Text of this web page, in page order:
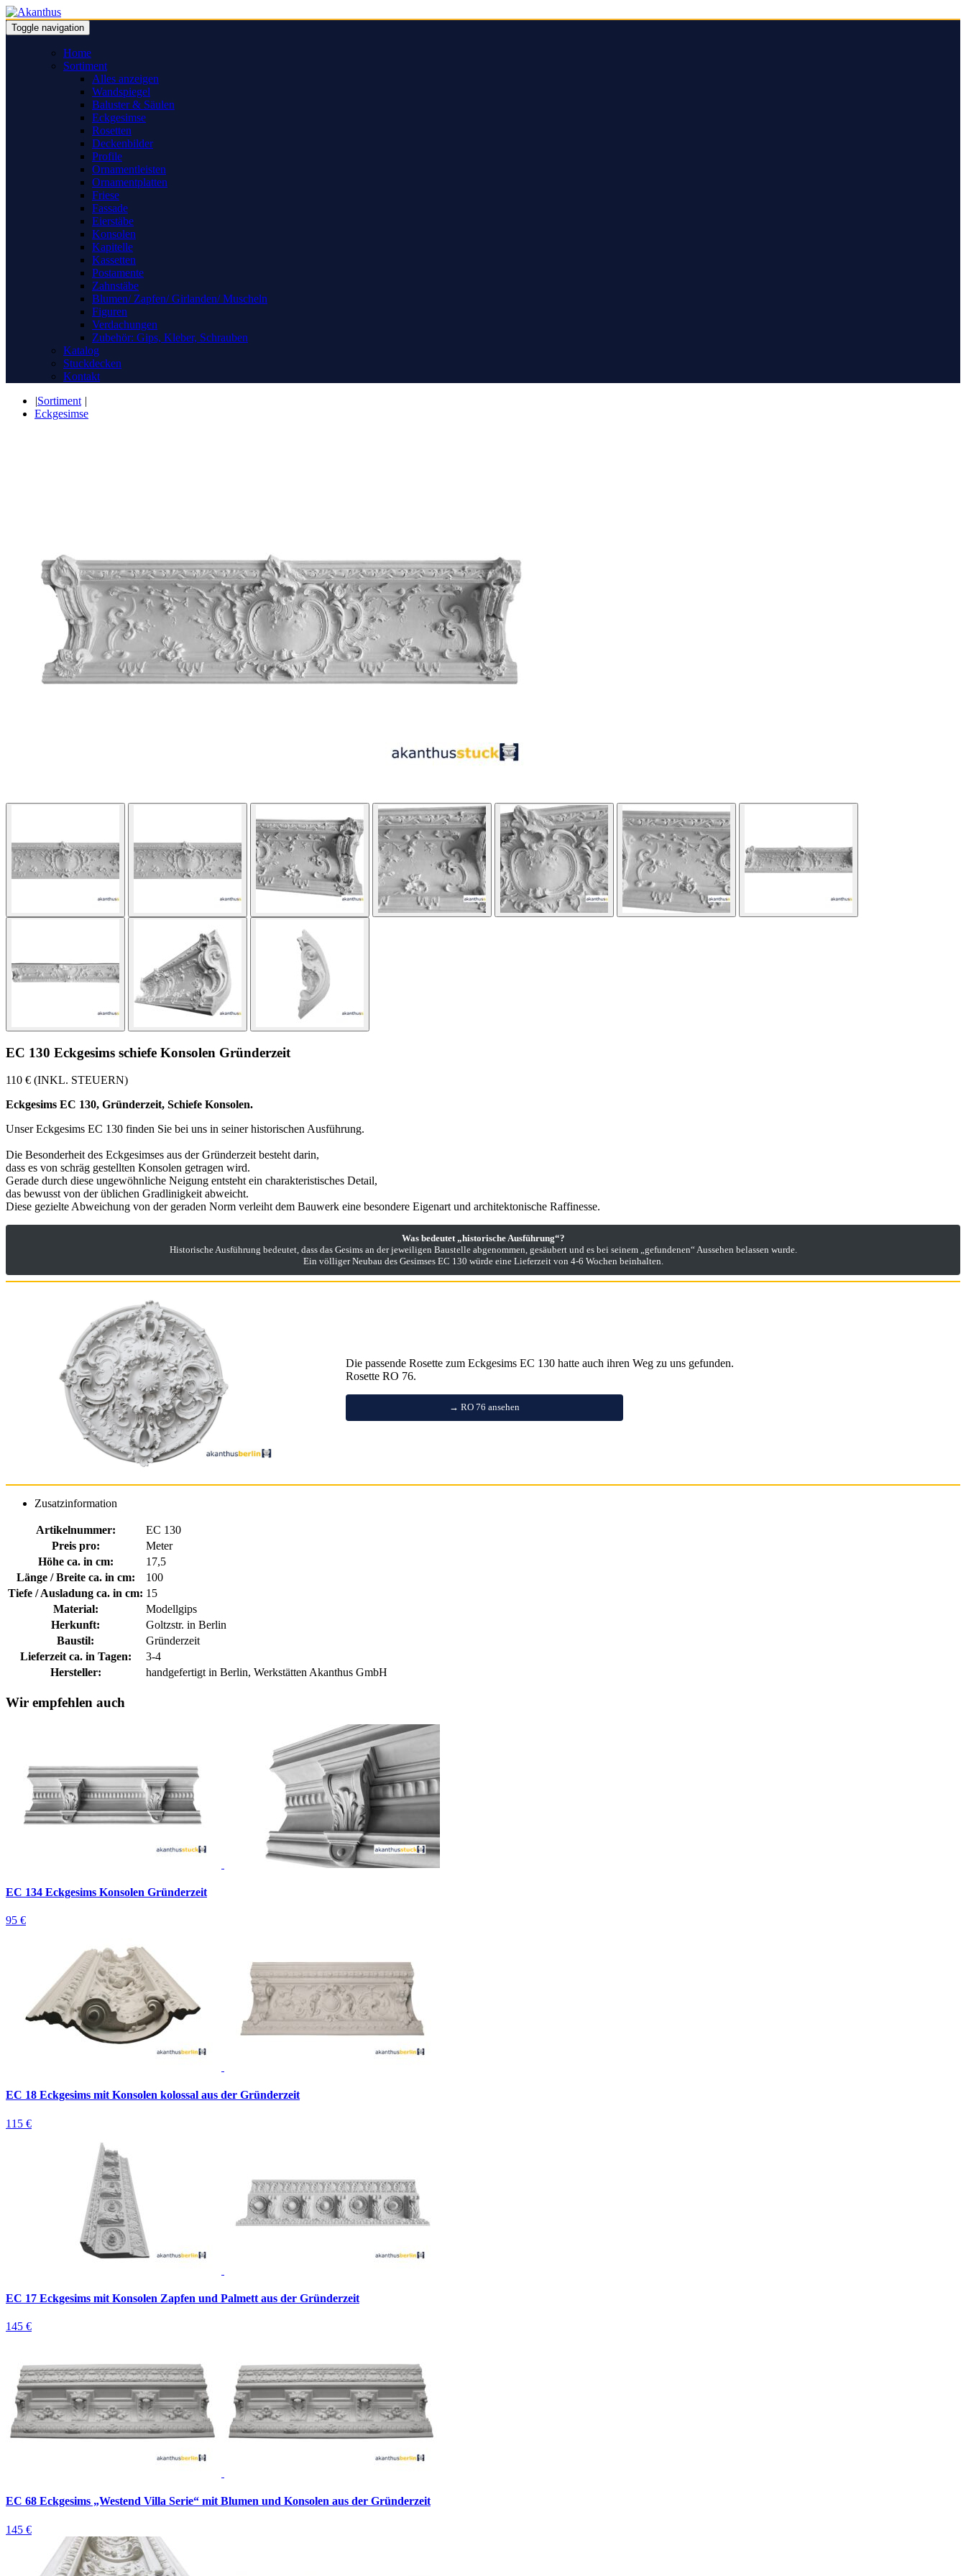
Toggle navigation
Home
Sortiment
Alles anzeigen
Wandspiegel
Baluster & Säulen
Eckgesimse
Rosetten
Deckenbilder
Profile
Ornamentleisten
Ornamentplatten
Friese
Fassade
Eierstäbe
Konsolen
Kapitelle
Kassetten
Postamente
Zahnstäbe
Blumen/ Zapfen/ Girlanden/ Muscheln
Figuren
Verdachungen
Zubehör: Gips, Kleber, Schrauben
Katalog
Stuckdecken
Kontakt
|Sortiment |
Eckgesimse
EC 130 Eckgesims schiefe Konsolen Gründerzeit
110 € (INKL. STEUERN)
Eckgesims EC 130, Gründerzeit, Schiefe Konsolen.
Unser Eckgesims EC 130 finden Sie bei uns in seiner historischen Ausführung.
Die Besonderheit des Eckgesimses aus der Gründerzeit besteht darin,
dass es von schräg gestellten Konsolen getragen wird.
Gerade durch diese ungewöhnliche Neigung entsteht ein charakteristisches Detail,
das bewusst von der üblichen Gradlinigkeit abweicht.
Diese gezielte Abweichung von der geraden Norm verleiht dem Bauwerk eine besondere Eigenart und architektonische Raffinesse.
Was bedeutet „historische Ausführung“?
Historische Ausführung bedeutet, dass das Gesims an der jeweiligen Baustelle abgenommen, gesäubert und es bei seinem „gefundenen“ Aussehen belassen wurde.
Ein völliger Neubau des Gesimses EC 130 würde eine Lieferzeit von 4-6 Wochen beinhalten.
Die passende Rosette zum Eckgesims EC 130 hatte auch ihren Weg zu uns gefunden.
Rosette RO 76.
→ RO 76 ansehen
Zusatzinformation
Artikelnummer:
EC 130
Preis pro:
Meter
Höhe ca. in cm:
17,5
Länge / Breite ca. in cm:
100
Tiefe / Ausladung ca. in cm: 15
Material:
Modellgips
Herkunft:
Goltzstr. in Berlin
Baustil:
Gründerzeit
Lieferzeit ca. in Tagen:
3-4
Hersteller:
handgefertigt in Berlin, Werkstätten Akanthus GmbH
Wir empfehlen auch
EC 134 Eckgesims Konsolen Gründerzeit
95 €
EC 18 Eckgesims mit Konsolen kolossal aus der Gründerzeit
115 €
EC 17 Eckgesims mit Konsolen Zapfen und Palmett aus der Gründerzeit
145 €
EC 68 Eckgesims „Westend Villa Serie“ mit Blumen und Konsolen aus der Gründerzeit
145 €